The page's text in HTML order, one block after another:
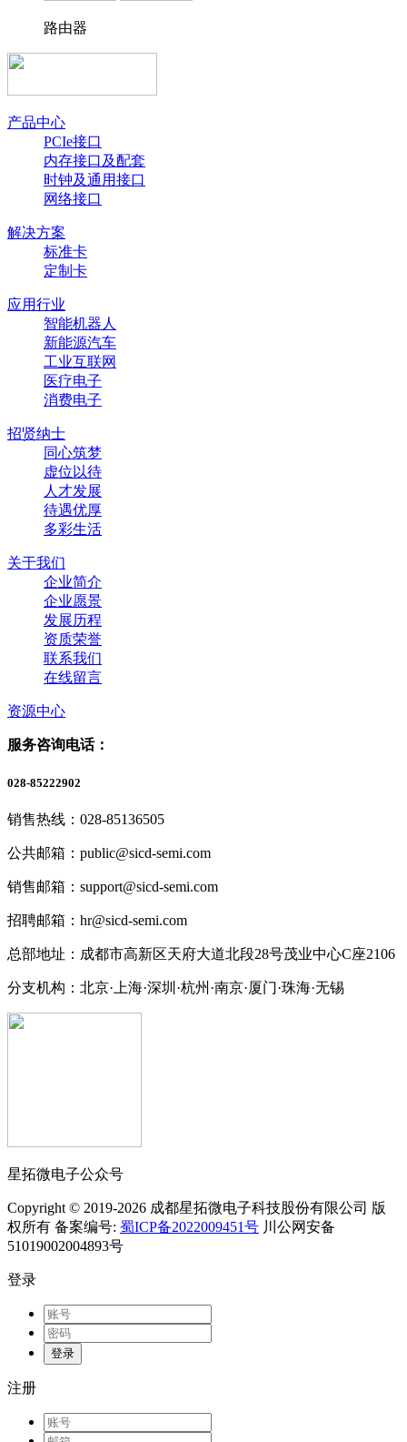
路由器
产品中心
PCIe接口
内存接口及配套
时钟及通用接口
网络接口
解决方案
标准卡
定制卡
应用行业
智能机器人
新能源汽车
工业互联网
医疗电子
消费电子
招贤纳士
同心筑梦
虚位以待
人才发展
待遇优厚
多彩生活
关于我们
企业简介
企业愿景
发展历程
资质荣誉
联系我们
在线留言
资源中心
服务咨询电话：
028-85222902
销售热线：028-85136505
公共邮箱：public@sicd-semi.com
销售邮箱：support@sicd-semi.com
招聘邮箱：hr@sicd-semi.com
总部地址：成都市高新区天府大道北段28号茂业中心C座2106
分支机构：北京·上海·深圳·杭州·南京·厦门·珠海·无锡
星拓微电子公众号
Copyright © 2019-2026 成都星拓微电子科技股份有限公司 版
权所有 备案编号: 蜀ICP备2022009451号 川公网安备
51019002004893号
登录
登录
注册